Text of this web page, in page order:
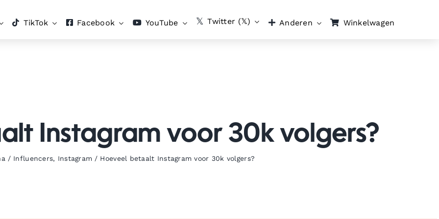
TikTok Facebook YouTube Twitter (𝕏) Anderen Winkelwagen
Instagram voor 30k volgers?
/ Influencers, Instagram / Hoeveel betaalt Instagram voor 30k volgers?